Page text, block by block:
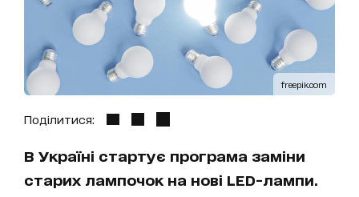
freepik.com
Поділитися:
В Україні стартує програма заміни
старих лампочок на нові LED-лампи.